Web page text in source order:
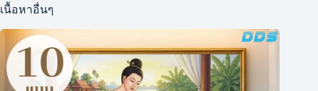
เนื้อหาอื่นๆ